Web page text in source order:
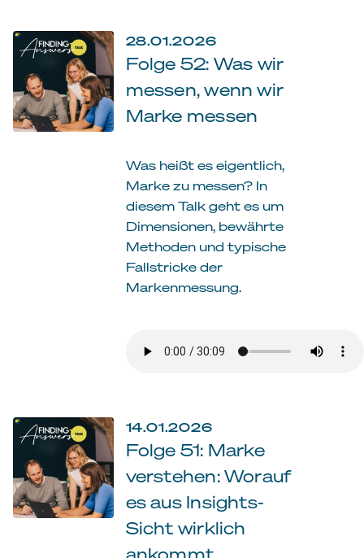
28.01.2026
Folge 52: Was wir
messen, wenn wir
Marke messen
Was heißt es eigentlich,
Marke zu messen? In
diesem Talk geht es um
Dimensionen, bewährte
Methoden und typische
Fallstricke der
Markenmessung.
14.01.2026
Folge 51: Marke
verstehen: Worauf
es aus Insights-
Sicht wirklich
ankommt